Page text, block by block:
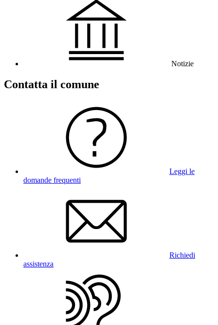
Notizie
Contatta il comune
Leggi le
domande frequenti
Richiedi
assistenza